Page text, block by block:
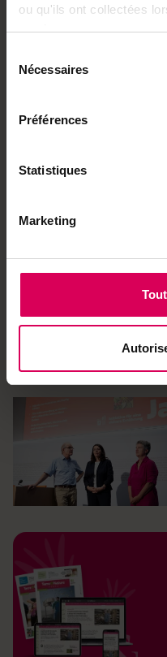
ou qu'ils ont collectées
services.
Nécessaires
Préférences
Statistiques
Marketing